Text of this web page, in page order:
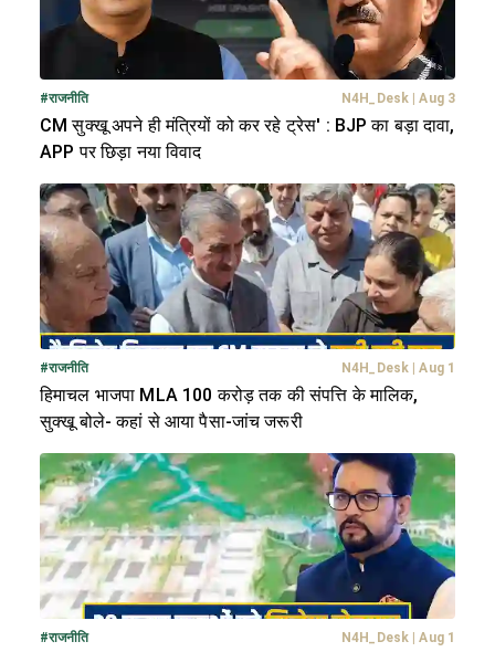
#राजनीति N4H_Desk | Aug 3
CM सुक्खू अपने ही मंत्रियों को कर रहे ट्रेस' : BJP का बड़ा दावा,
APP पर छिड़ा नया विवाद
#राजनीति N4H_Desk | Aug 1
हिमाचल भाजपा MLA 100 करोड़ तक की संपत्ति के मालिक,
सुक्खू बोले- कहां से आया पैसा-जांच जरूरी
#राजनीति N4H_Desk | Aug 1